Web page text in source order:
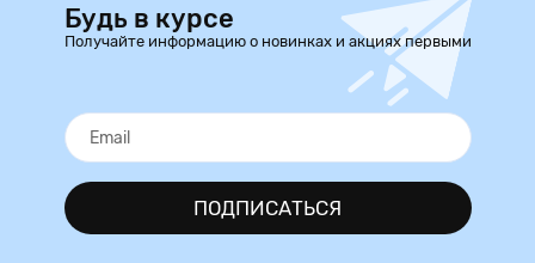
Будь в курсе
Получайте информацию о новинках и акциях первыми
ПОДПИСАТЬСЯ